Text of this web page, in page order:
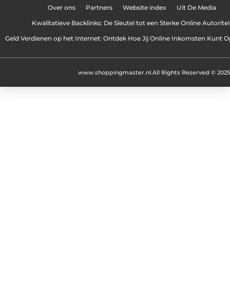
Over ons Partners Website index Uit De Media
Kwalitatieve Backlinks: De Sleutel tot een Sterke Online
Geld Verdienen op het Internet: Ontdek Hoe Jij Online Inkomsten Kunt
All Rights Reserved © 2025
www.shoppingmaster.nl.